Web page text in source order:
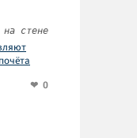
на стене
0